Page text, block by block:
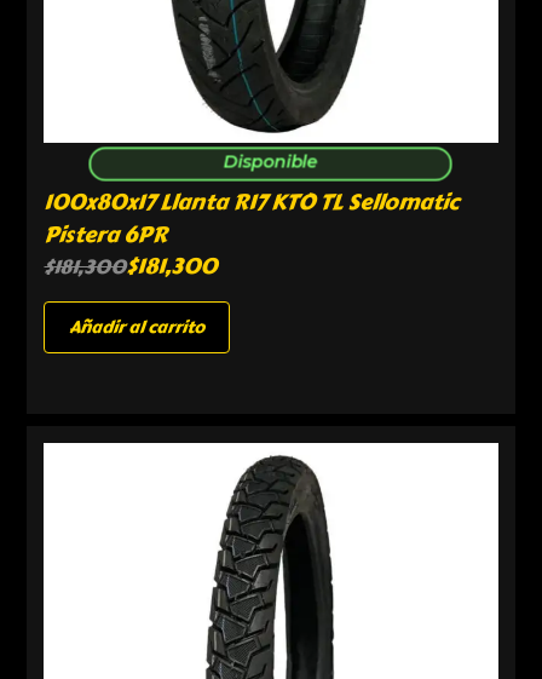
Disponible
100x80x17 Llanta R17 KTO TL Sellomatic
Pistera 6PR
$181,300$181,300
Añadir al carrito